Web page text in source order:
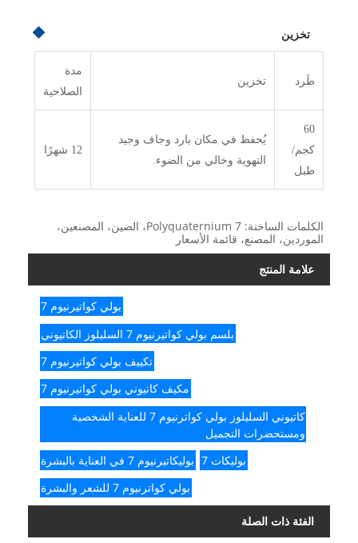
تخزين
طَرد تخزين
مدة
الصلاحية
60
كجم/
طبل
يُحفظ في مكان بارد وجاف وجيد
التهوية وخالي من الضوء.
12 شهرًا
الكلمات الساخنة: Polyquaternium 7، الصين، المصنعين،
الموردين، المصنع، قائمة الأسعار
علامة المنتج
بولي كواتيرنيوم 7
بلسم بولي كواتيرنيوم 7 السليلوز الكاتيوني
تكييف بولي كواتيرنيوم 7
مكيف كاتيوني بولي كواتيرنيوم 7
كاتيوني السليلوز بولي كواترنيوم 7 للعناية الشخصية
ومستحضرات التجميل
بوليكاتيرنيوم 7 في العناية بالبشرة
بوليكات 7
بولي كواترنيوم 7 للشعر والبشرة
الفئة ذات الصلة